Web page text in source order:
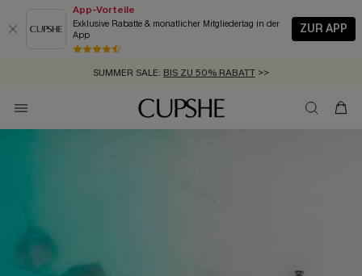
App-Vorteile
Exklusive Rabatte & monatlicher Mitgliedertag in der
App
ZUR APP
GRATIS MASSBAND MIT JEDEM SCHNELLVERSAND-ARTIKEL >>
SUMMER SALE:
ZUM NEWSLETTER:BIS ZU -20% EXTRA ERHALTEN
KOSTENLOSER VERSAND AB 89 €